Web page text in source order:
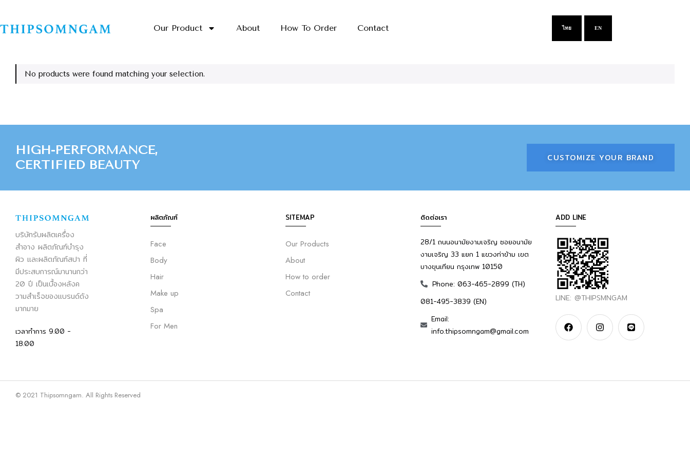
Our Product About How To Order Contact ไทย EN
No products were found matching your selection.
HIGH-PERFORMANCE,
CERTIFIED BEAUTY
CUSTOMIZE YOUR BRAND
บริษัทรับผลิตเครื่อง
สำอาง ผลิตภัณฑ์บำรุง
ผิว และผลิตภัณฑ์สปา ที่
มีประสบการณ์มานานกว่า
20 ปี เป็นเบื้องหลังค
วามสำเร็จของแบรนด์ดัง
มากมาย
เวลาทำการ 9.00 -
18.00
ผลิตภัณฑ์
Face
Body
Hair
Make up
Spa
For Men
SITEMAP
Our Products
About
How to order
Contact
ติดต่อเรา
28/1 ถนนอนามัยงามเจริญ ซอยอนามัย
งามเจริญ 33 แยก 1 แขวงท่าข้าม เขต
บางขุนเทียน กรุงเทพ 10150
Phone: 063-465-2899 (TH)
081-495-3839 (EN)
Email:
info.thipsomngam@gmail.com
ADD LINE
LINE: @THIPSMNGAM
© 2021 Thipsomngam. All Rights Reserved